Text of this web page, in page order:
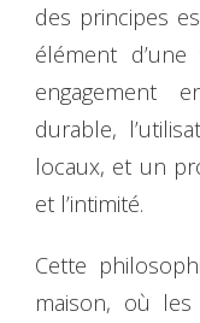
des principes
élément
engagement
durable,
locaux, et un
et l’intimité.
Cette
maison, où les